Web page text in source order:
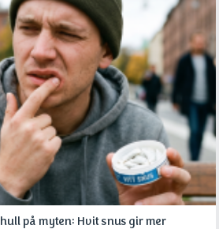
på myten: Hvit snus gir mer